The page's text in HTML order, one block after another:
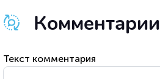
Комментарии
Текст комментария